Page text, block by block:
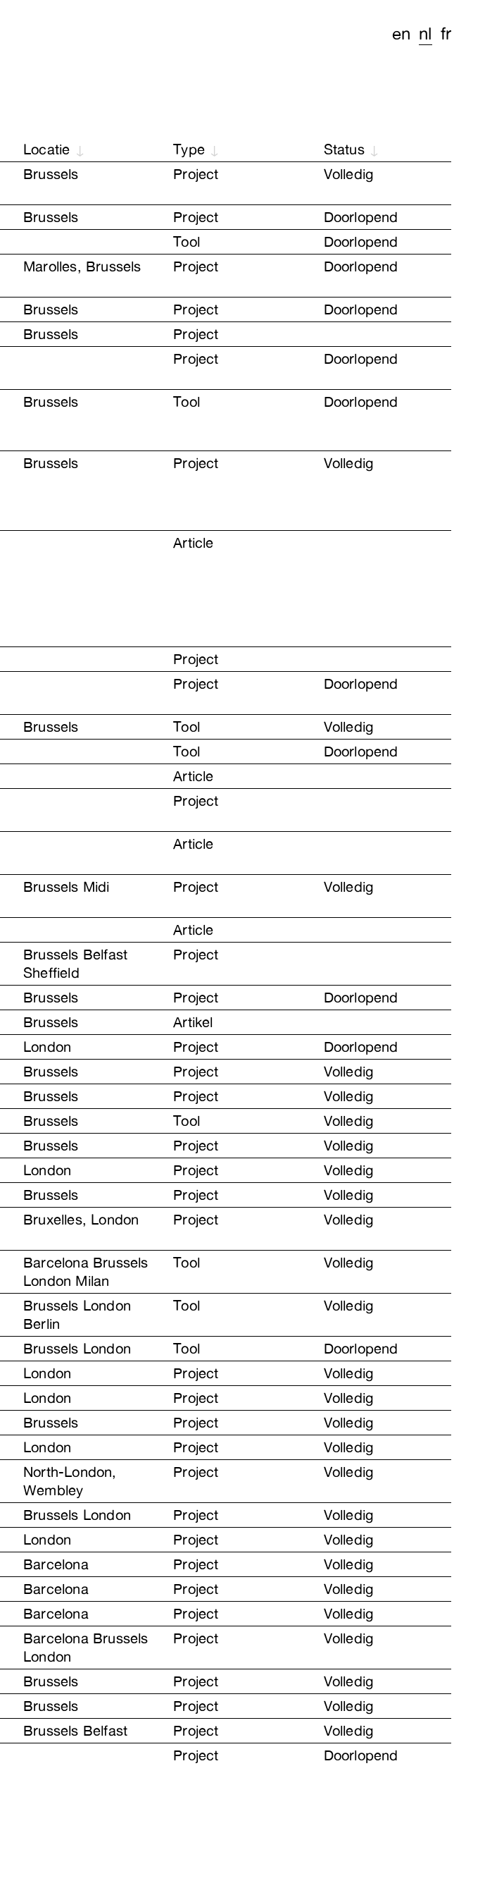
en nl fr
Locatie Type
Status
Brussels Project Volledig
Brussels Project
Doorlopend
Tool
Doorlopend
Marolles, Brussels Project Doorlopend
Brussels Project
Doorlopend
Brussels
Project
Project Doorlopend
Brussels Tool Doorlopend
Brussels Project Volledig
Article
Project
Project Doorlopend
Brussels Tool
Volledig
Tool
Doorlopend
Article
Project
Article
Brussels Midi Project Volledig
Article
Brussels Belfast
Sheffield
Project
Brussels Project
Doorlopend
Brussels
Artikel
London Project
Doorlopend
Brussels Project
Volledig
Brussels Project
Volledig
Brussels Tool
Volledig
Brussels Project
Volledig
London Project
Volledig
Brussels Project
Volledig
Bruxelles, London Project Volledig
Barcelona Brussels
London Milan
Tool Volledig
Brussels London
Berlin
Tool Volledig
Brussels London Tool
Doorlopend
London Project
Volledig
London Project
Volledig
Brussels Project
Volledig
London Project
Volledig
North-London,
Wembley
Project Volledig
Brussels London Project
Volledig
London Project
Volledig
Barcelona Project
Volledig
Barcelona Project
Volledig
Barcelona Project
Volledig
Barcelona Brussels
London
Project Volledig
Brussels Project
Volledig
Brussels Project
Volledig
Brussels Belfast Project
Volledig
Project Doorlopend